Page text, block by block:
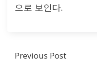
으로 보인다.
Previous Post